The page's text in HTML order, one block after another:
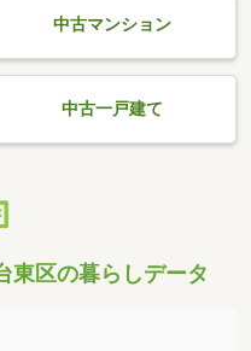
中古マンション
中古一戸建て
東区の暮らしデータ